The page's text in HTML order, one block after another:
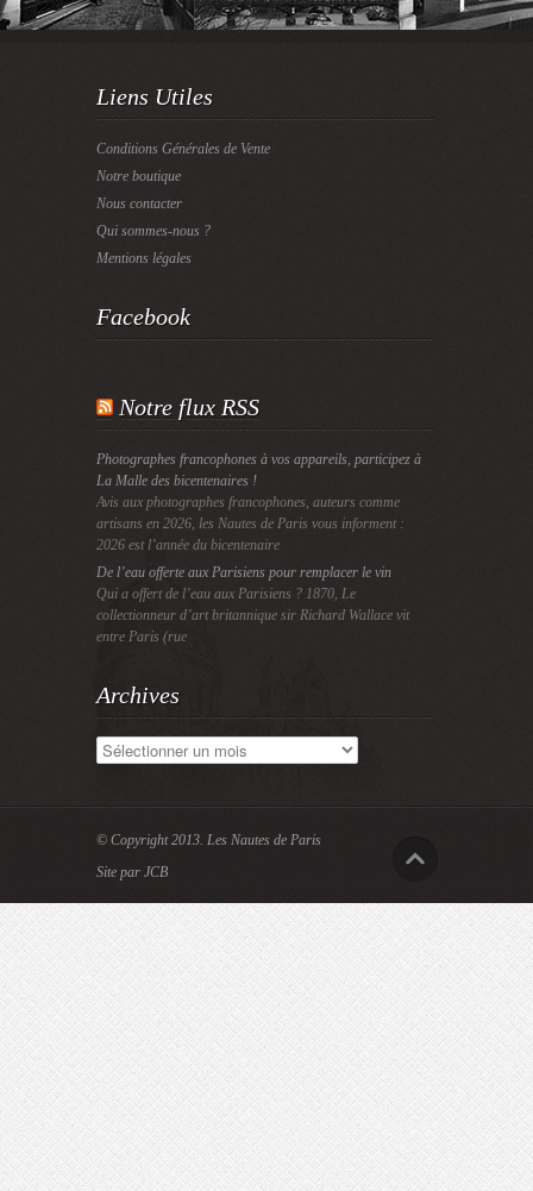
Liens Utiles
Conditions Générales de Vente
Notre boutique
Nous contacter
Qui sommes-nous ?
Mentions légales
Facebook
Notre flux RSS
Photographes francophones à vos appareils, participez à
La Malle des bicentenaires !
Avis aux photographes francophones, auteurs comme
artisans en 2026, les Nautes de Paris vous informent :
2026 est l’année du bicentenaire
De l’eau offerte aux Parisiens pour remplacer le vin
Qui a offert de l’eau aux Parisiens ? 1870, Le
collectionneur d’art britannique sir Richard Wallace vit
entre Paris (rue
Archives
Archives
© Copyright 2013. Les Nautes de Paris
Site par JCB